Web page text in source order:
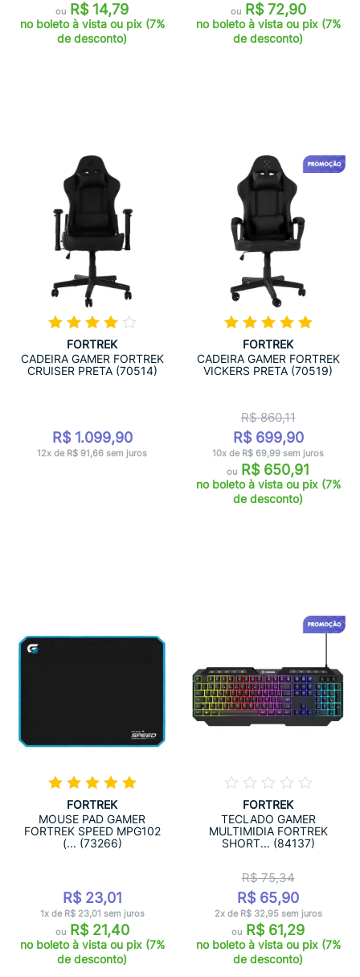
ou R$ 14,79
no boleto à vista ou pix (7%
de desconto)
ouR$ 72,90
no boleto à vista ou pix (7%
de desconto)
FORTREK
CADEIRA GAMER FORTREK
CRUISER PRETA (70514)
R$ 1.099,90
12x de R$ 91,66 sem juros
FORTREK
CADEIRA GAMER FORTREK
VICKERS PRETA (70519)
R$ 860,11
R$ 699,90
10x de R$ 69,99 sem juros
ou R$ 650,91
no boleto à vista ou pix (7%
de desconto)
FORTREK
MOUSE PAD GAMER
FORTREK SPEED MPG102
(... (73266)
R$ 23,01
1x de R$ 23,01 sem juros
ouR$ 21,40
no boleto à vista ou pix (7%
de desconto)
FORTREK
TECLADO GAMER
MULTIMIDIA FORTREK
SHORT... (84137)
R$ 75,34
R$ 65,90
2x de R$ 32,95 sem juros
ou R$ 61,29
no boleto à vista ou pix (7%
de desconto)